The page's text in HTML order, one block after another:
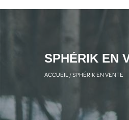
SPHÉRIK EN
ACCUEIL/SPHÉRIK EN VENTE